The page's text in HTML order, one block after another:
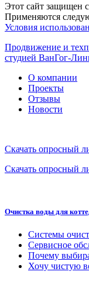
Этот сайт защищен
Применяются
Условия
Продвижение и
студией ВанГог-
О компании
Проекты
Отзывы
Новости
Скачать опросный
Скачать опросный
Очистка воды для
Системы
Сервисное
Почему
Хочу чистую